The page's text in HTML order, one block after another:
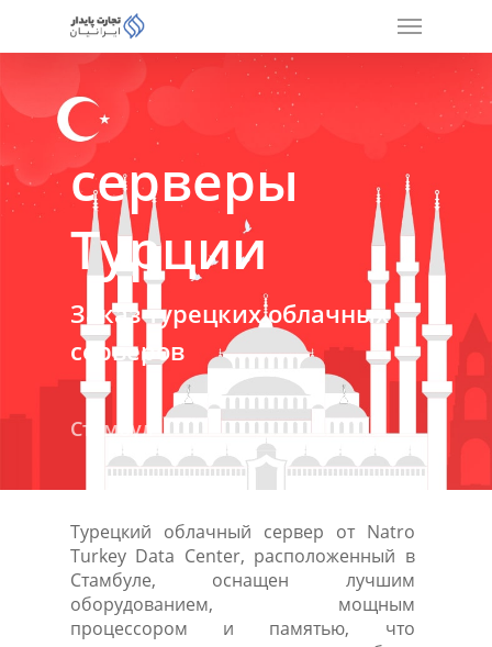
серверы
Турции
Заказ турецких облачных
серверов
Стамбул
Турецкий облачный сервер от Natro
Turkey Data Center, расположенный в
Стамбуле, оснащен лучшим
оборудованием, мощным
процессором и памятью, что